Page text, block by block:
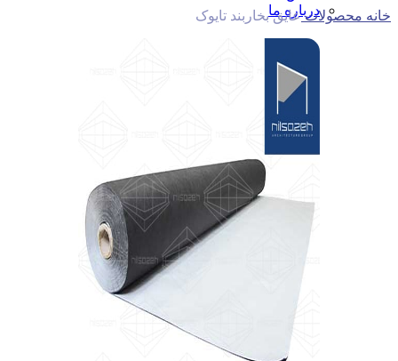
درباره ما
خانه محصولاتعایق بخاربند تایوک